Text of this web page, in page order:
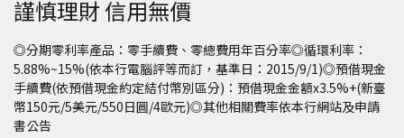
謹慎理財 信用無價
◎分期零利率產品：零手續費、零總費用年百分率◎循環利率：
5.88%~15%(依本行電腦評等而訂，基準日：2015/9/1)◎預借現金
手續費(依預借現金約定結付幣別區分)：預借現金金額x3.5%+(新臺
幣150元/5美元/550日圓/4歐元)◎其他相關費率依本行網站及申請
書公告